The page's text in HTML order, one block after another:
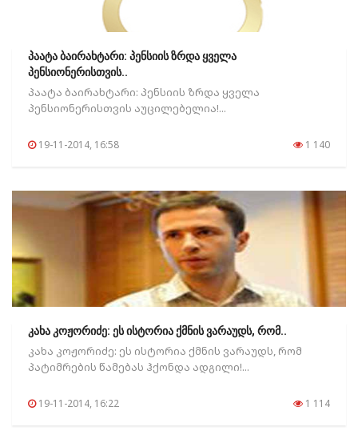
პაატა ბაირახტარი: პენსიის ზრდა ყველა
პენსიონერისთვის..
პაატა ბაირახტარი: პენსიის ზრდა ყველა
პენსიონერისთვის აუცილებელია!...
19-11-2014, 16:58 1 140
კახა კოჟორიძე: ეს ისტორია ქმნის ვარაუდს, რომ..
კახა კოჟორიძე: ეს ისტორია ქმნის ვარაუდს, რომ
პატიმრების წამებას ჰქონდა ადგილი!...
19-11-2014, 16:22 1 114